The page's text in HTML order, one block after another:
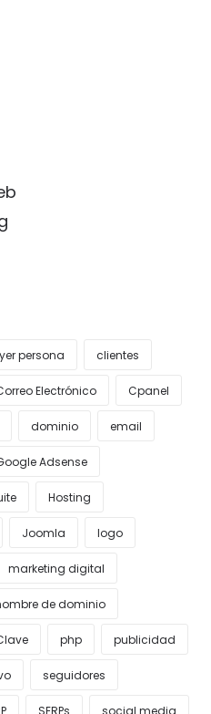
persona clientes
Electrónico Cpanel
dominio email
Adsense
Hosting
Joomla logo
marketing digital
de dominio
php publicidad
seguidores
SERPs social media